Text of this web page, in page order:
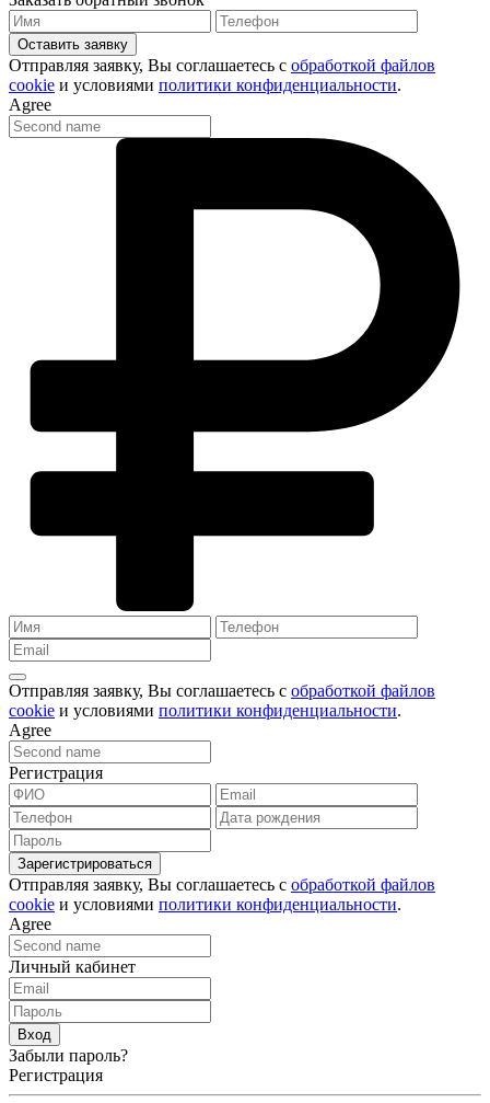
Оставить заявку
Отправляя заявку, Вы соглашаетесь с обработкой файлов
cookie и условиями политики конфиденциальности.
Agree
Отправляя заявку, Вы соглашаетесь с обработкой файлов
cookie и условиями политики конфиденциальности.
Agree
Регистрация
Зарегистрироваться
Отправляя заявку, Вы соглашаетесь с обработкой файлов
cookie и условиями политики конфиденциальности.
Agree
Личный кабинет
Вход
Забыли пароль?
Регистрация